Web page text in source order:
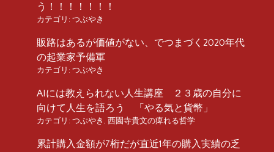
う！！！！！！！
カテゴリ: つぶやき
販路はあるが価値がない、でつまづく2020年代
の起業家予備軍
カテゴリ: つぶやき
AIには教えられない人生講座 ２３歳の自分に
向けて人生を語ろう 「やる気と貨幣」
カテゴリ: つぶやき , 西園寺貴文の痺れる哲学
累計購入金額が7桁だが直近1年の購入実績の乏